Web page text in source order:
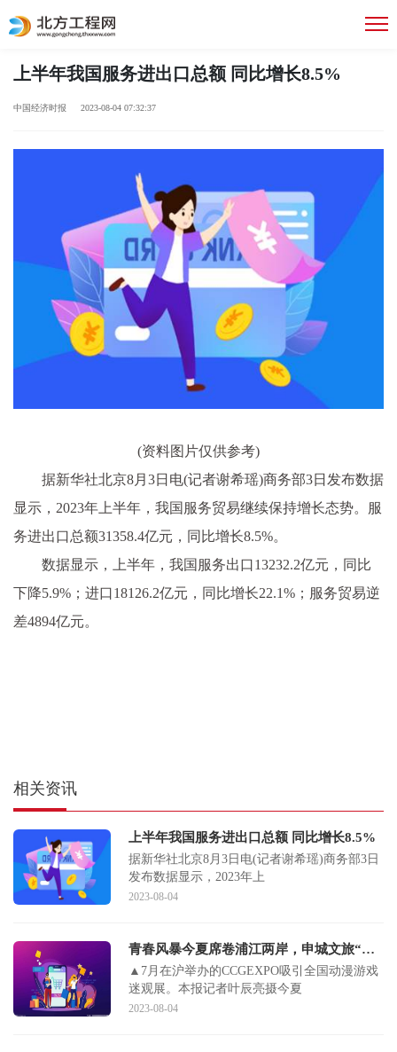
上半年我国服务进出口总额 同比增长8.5%
中国经济时报 2023-08-04 07:32:37
(资料图片仅供参考)
据新华社北京8月3日电(记者谢希瑶)商务部3日发布数据
显示，2023年上半年，我国服务贸易继续保持增长态势。服
务进出口总额31358.4亿元，同比增长8.5%。
数据显示，上半年，我国服务出口13232.2亿元，同比
下降5.9%；进口18126.2亿元，同比增长22.1%；服务贸易逆
差4894亿元。
相关资讯
上半年我国服务进出口总额 同比增长8.5%
据新华社北京8月3日电(记者谢希瑶)商务部3日
发布数据显示，2023年上
2023-08-04
青春风暴今夏席卷浦江两岸，申城文旅“科技含量”与“二次元浓度”同步升高
▲7月在沪举办的CCGEXPO吸引全国动漫游戏
迷观展。本报记者叶辰亮摄今夏
2023-08-04